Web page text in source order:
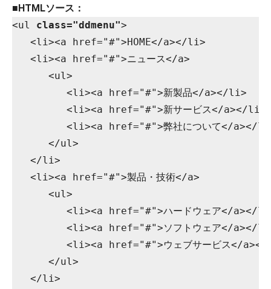
■HTMLソース：
<ul class="ddmenu">
   <li><a href="#">HOME</a></li>
   <li><a href="#">ニュース</a>
      <ul>
         <li><a href="#">新製品</a></li>
         <li><a href="#">新サービス</a></li>
<li><a href="#">弊社について</a></
      </ul>
   </li>
   <li><a href="#">製品・技術</a>
      <ul>
<li><a href="#">ハードウェア</a></
<li><a href="#">ソフトウェア</a></
<li><a href="#">ウェブサービス</a></
      </ul>
   </li>